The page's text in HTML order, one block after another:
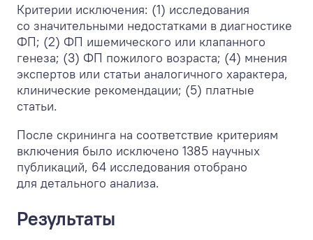
Критерии исключения: (1) исследования
со значительными недостатками в диагностике
ФП; (2) ФП ишемического или клапанного
генеза; (3) ФП пожилого возраста; (4) мнения
экспертов или статьи аналогичного характера,
клинические рекомендации; (5) платные
статьи.
После скрининга на соответствие критериям
включения было исключено 1385 научных
публикаций, 64 исследования отобрано
для детального анализа.
Результаты